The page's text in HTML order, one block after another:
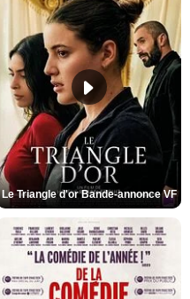
Le Triangle d'or Bande-annonce VF